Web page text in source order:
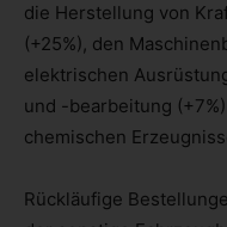
die Herstellung von
(+25%), den
elektrischen
und -bearbeitung
chemischen
Rückläufige